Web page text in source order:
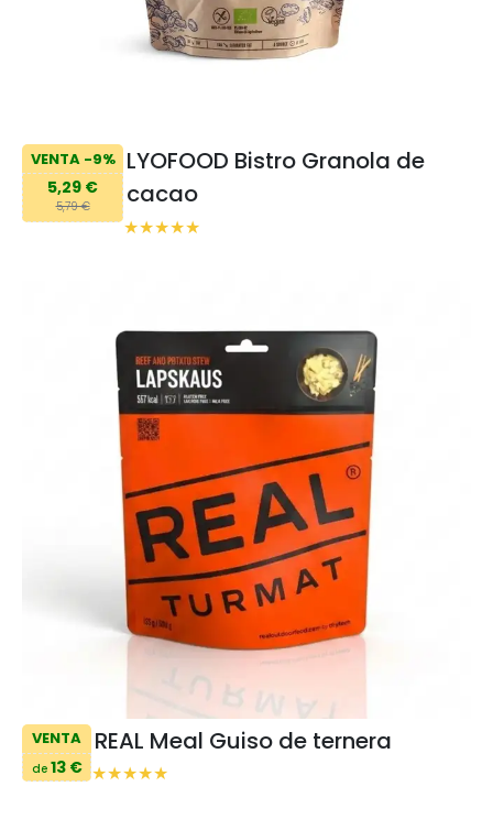
VENTA -9%
5,29 €
5,79 €
LYOFOOD Bistro Granola de
cacao
VENTA
de13 €
REAL Meal Guiso de ternera